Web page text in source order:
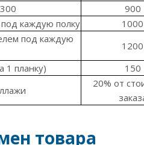
900
каждую полку
1000
под каждую
1200
1 планку)
150
20% от
товара